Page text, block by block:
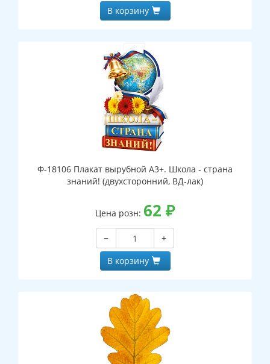
В корзину
Ф-18106 Плакат вырубной А3+. Школа - страна
знаний! (двухсторонний, ВД-лак)
Цена розн: 62 ₽
−
+
В корзину